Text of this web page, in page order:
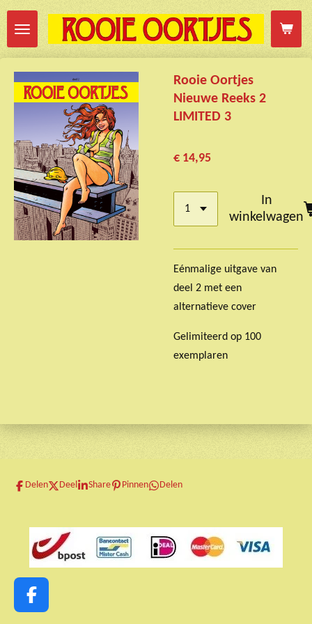
Ga
direct
de
hoofdinhoud
Rooie Oortjes
Nieuwe Reeks 2
LIMITED 3
€ 14,95
In
winkelwagen
Eénmalige uitgave van
deel 2 met een
alternatieve cover
Gelimiteerd op 100
exemplaren
Delen Deel Share Pinnen Delen
F